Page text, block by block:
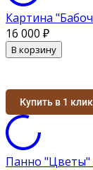
Картина
16 000 ₽
В корзину
Купить в 1 клик
Панно "Цветы"